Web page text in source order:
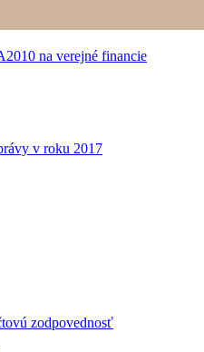
na verejné financie
v roku 2017
zodpovednosť